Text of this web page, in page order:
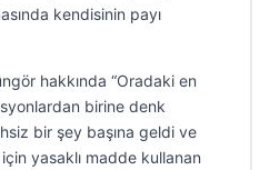
kendisinin payı
hakkında “Oradaki en
birine denk
bir şey başına geldi ve
için yasaklı madde kullanan